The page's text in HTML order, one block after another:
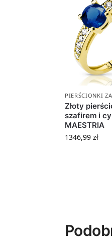
PIERŚCIONKI
Złoty
szafirem i
MAESTRIA
1346,99 zł